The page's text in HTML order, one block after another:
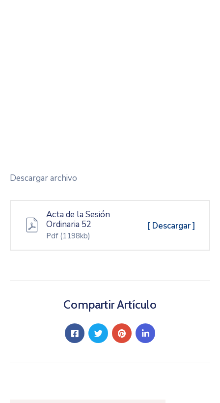
Descargar archivo
Acta de la Sesión
Ordinaria 52
Pdf (1198kb)
[ Descargar ]
Compartir Artículo